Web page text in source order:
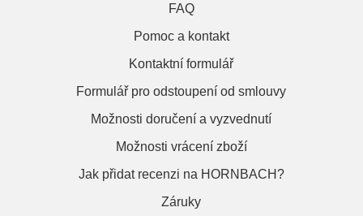
FAQ
Pomoc a kontakt
Kontaktní formulář
Formulář pro odstoupení od smlouvy
Možnosti doručení a vyzvednutí
Možnosti vrácení zboží
Jak přidat recenzi na HORNBACH?
Záruky